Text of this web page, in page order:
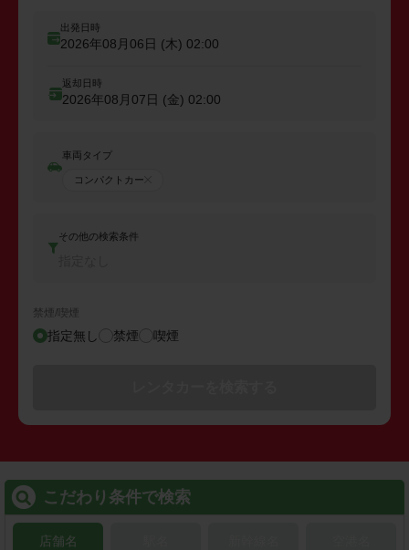
出発日時
2026年08月06日 (木) 02:00
返却日時
2026年08月07日 (金) 02:00
車両タイプ
コンパクトカー
その他の検索条件
禁煙/喫煙
指定無し 禁煙 喫煙
こだわり条件で検索
店舗名